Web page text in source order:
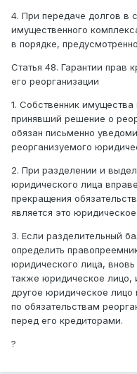
4. При передаче долгов в
имущественного
в порядке,
Статья 48. Гарантии прав
его реорганизации
1. Собственник
принявший решение о
обязан письменно
реорганизуемого
2. При разделении и
юридического лица
прекращения
является это
3. Если разделительный
определить
юридического лица,
также юридическое лицо,
другое юридическое лицо
по обязательствам
перед его кредиторами.
?